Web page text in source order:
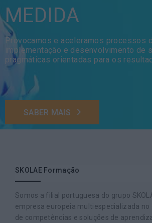
MEDIDA
Provocamos e aceleramos processos
implementação e desenvolvimento de
pragmáticas orientadas para os
SABER MAIS
SKOLAE Formação
Somos a filial portuguesa do grupo
empresa europeia multiespecializada
de competências e soluções de